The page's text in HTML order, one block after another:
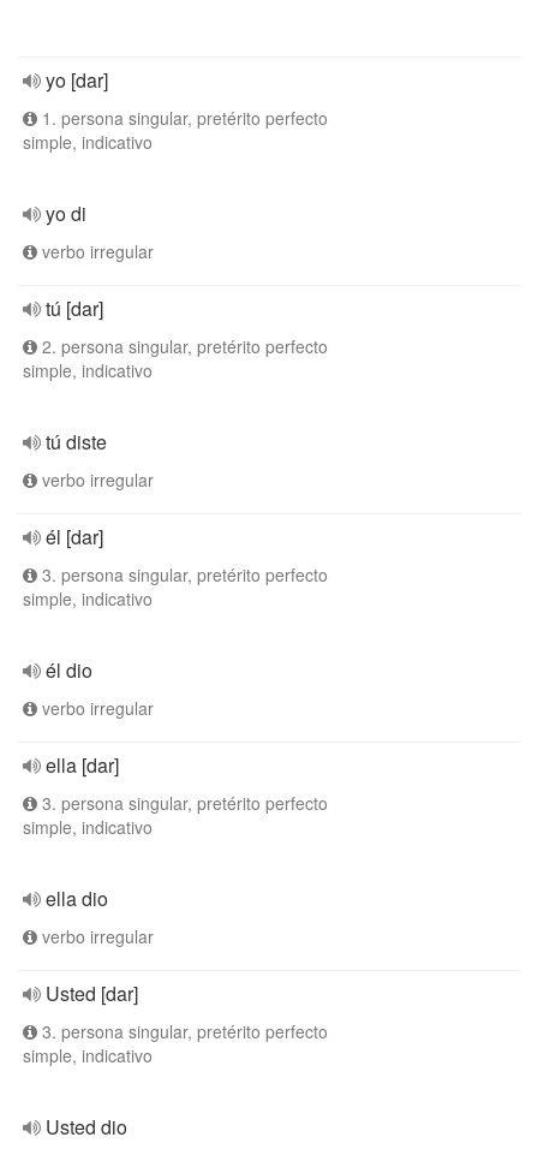
yo [dar]
1. persona singular, pretérito perfecto
simple, indicativo
yo di
verbo irregular
tú [dar]
2. persona singular, pretérito perfecto
simple, indicativo
tú diste
verbo irregular
él [dar]
3. persona singular, pretérito perfecto
simple, indicativo
él dio
verbo irregular
ella [dar]
3. persona singular, pretérito perfecto
simple, indicativo
ella dio
verbo irregular
Usted [dar]
3. persona singular, pretérito perfecto
simple, indicativo
Usted dio